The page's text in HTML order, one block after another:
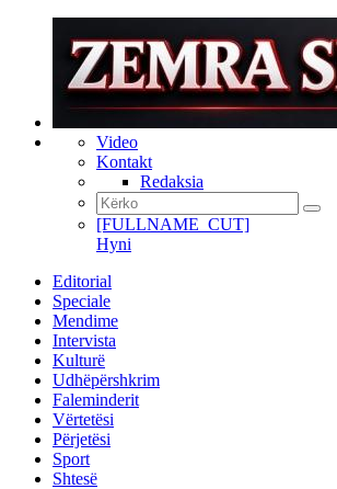
Video
Kontakt
Redaksia
[FULLNAME_CUT]
Hyni
Editorial
Speciale
Mendime
Intervista
Kulturë
Udhëpërshkrim
Faleminderit
Vërtetësi
Përjetësi
Sport
Shtesë